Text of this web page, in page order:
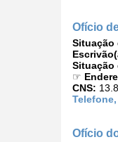
Ofício
Situação
Situação
☞
CNS:
Ofício